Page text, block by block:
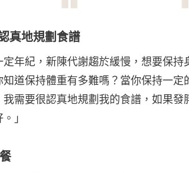
真地規劃食譜
定年紀，新陳代謝趨於緩慢，想要保持
知道保持體重有多難嗎？當你保持一定
我需要很認真地規劃我的食譜，如果發
」